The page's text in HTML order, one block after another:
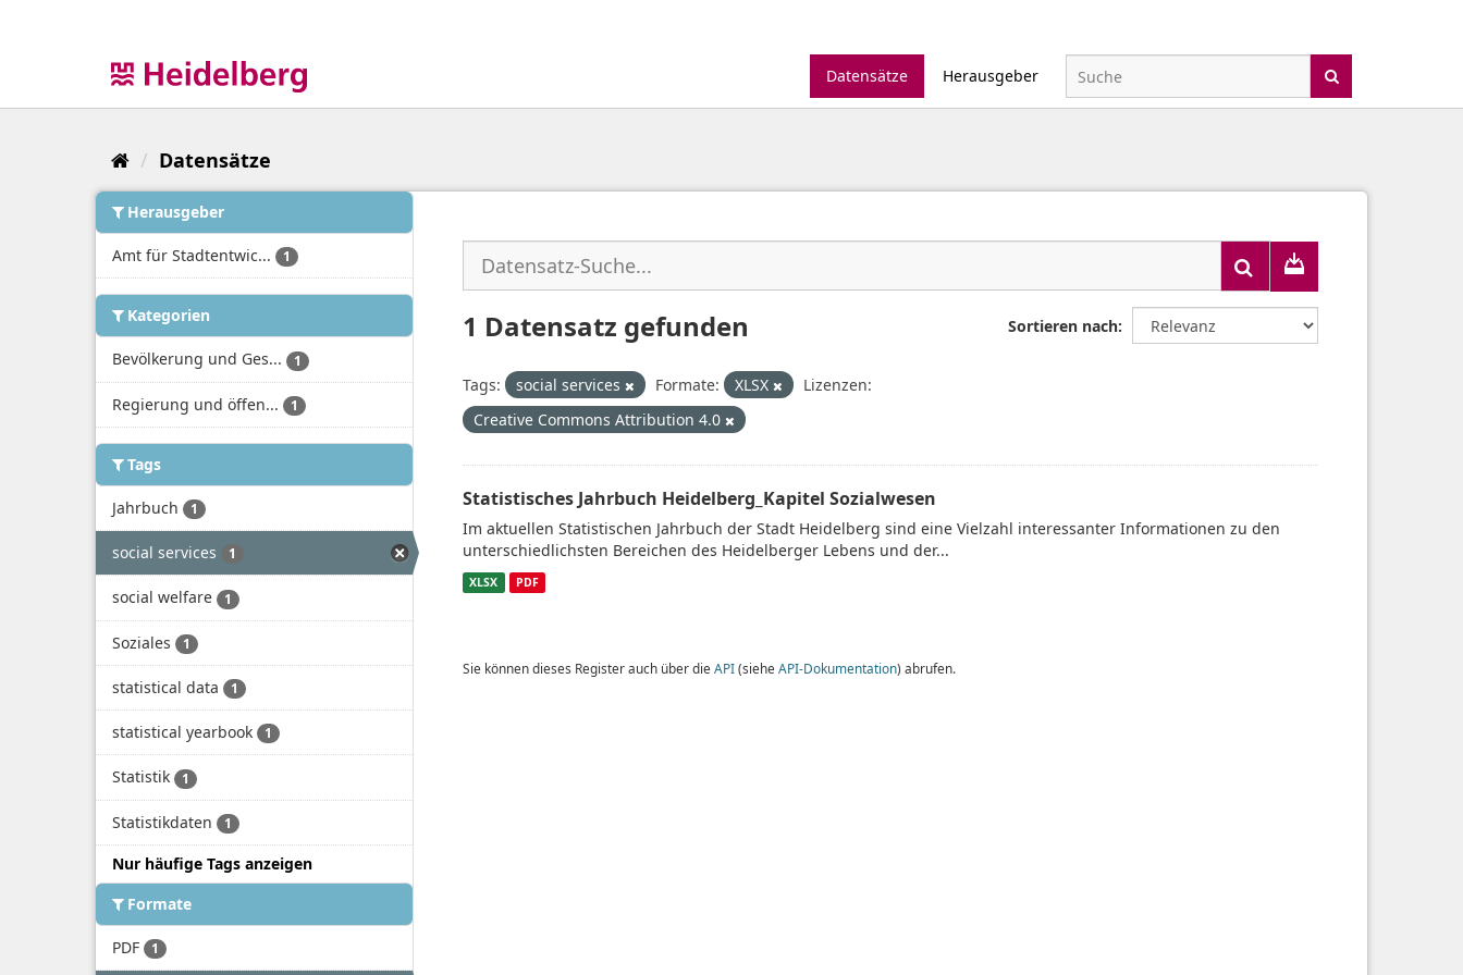
Datensätze
Herausgeber
Datensätze
Herausgeber
Amt für Stadtentwic... 1
Kategorien
Bevölkerung und Ges... 1
Regierung und öffen... 1
Tags
Jahrbuch 1
social services 1
social welfare 1
Soziales 1
statistical data 1
statistical yearbook 1
Statistik 1
Statistikdaten 1
Nur häufige Tags anzeigen
Formate
PDF 1
Sortieren nach
1 Datensatz gefunden
Tags: social services Formate: XLSX
Lizenzen:
Creative Commons Attribution 4.0
Statistisches Jahrbuch Heidelberg_Kapitel Sozialwesen
Im aktuellen Statistischen Jahrbuch der Stadt Heidelberg sind eine Vielzahl interessanter Informationen zu den
unterschiedlichsten Bereichen des Heidelberger Lebens und der...
XLSX PDF
Sie können dieses Register auch über die API(siehe API-Dokumentation) abrufen.